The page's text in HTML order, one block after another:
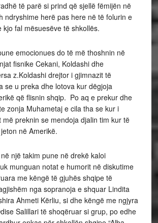
të parë si prind që sjellë fëmijën në
ndryshime herë pas here në të folurin e
kjo fal mësuesëve të shkollës.
emocionues do të më thoshnin në
fisnike Cekani, Koldashi dhe
z.Koldashi drejtor i gjimnazit të
se u preka dhe lotova kur dëgjoja
që flisnin shqip. Po aq e prekur dhe
zonja Muhametaj e cila tha se kur i
më preknin se mendoja djalin tim kur të
në Amerikë.
një takim pune në drekë kaloi
munguan notat e humorit në diskutime
me këngë të gjuhës shqipe të
nga sopranoja e shquar Lindita
Ahmeti Kërliu, si dhe këngë me ngjyra
Salillari të shoqëruar si grup, po edhe